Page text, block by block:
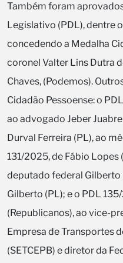
Também foram
Legislativo (PDL), dentre
concedendo a Medalha
coronel Valter Lins Dutra
Chaves, (Podemos).
Cidadão Pessoense: o
ao advogado Jeber
Durval Ferreira (PL), ao
131/2025, de Fábio
deputado federal Gilberto
Gilberto (PL); e o PDL
(Republicanos), ao vice-
Empresa de Transportes
(SETCEPB) e diretor da